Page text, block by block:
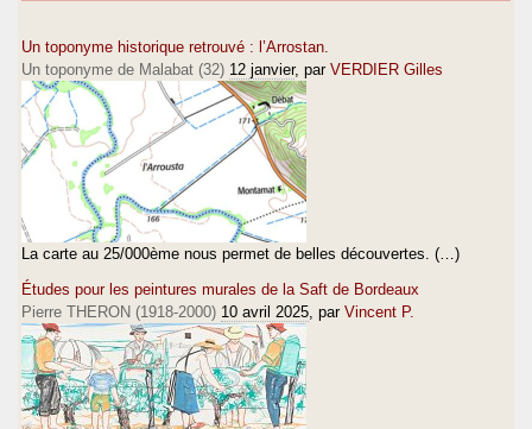
Un toponyme historique retrouvé : l’Arrostan.
Un toponyme de Malabat (32) 12 janvier, par VERDIER Gilles
La carte au 25/000ème nous permet de belles découvertes. (…)
Études pour les peintures murales de la Saft de Bordeaux
Pierre THERON (1918-2000) 10 avril 2025 , par Vincent P.